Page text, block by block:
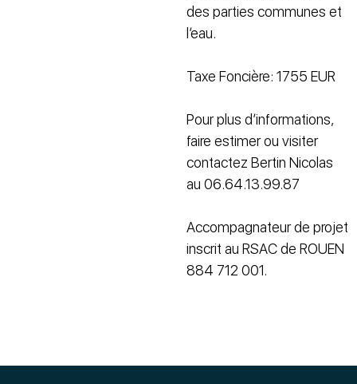
des parties communes et
l’eau.
Taxe Foncière: 1755 EUR
Pour plus d’informations,
faire estimer ou visiter
contactez Bertin Nicolas
au 06.64.13.99.87
Accompagnateur de projet
inscrit au RSAC de ROUEN
884 712 001.